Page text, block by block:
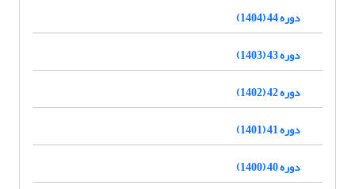
دوره 44 (1404)
دوره 43 (1403)
دوره 42 (1402)
دوره 41 (1401)
دوره 40 (1400)